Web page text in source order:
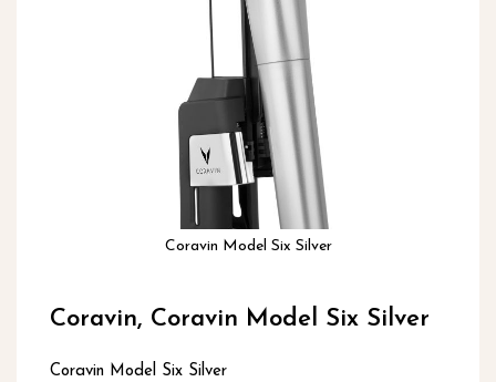
Coravin Model Six Silver
het
van
Coravin, Coravin Model Six Silver
Coravin Model Six Silver